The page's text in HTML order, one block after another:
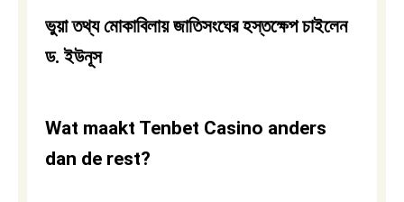
ভুয়া তথ্য মোকাবিলায় জাতিসংঘের হস্তক্ষেপ চাইলেন
ড. ইউনূস
Wat maakt Tenbet Casino anders
dan de rest?